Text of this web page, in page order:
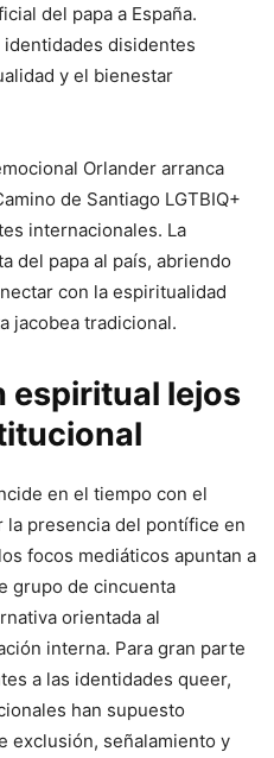
del papa a España.
disidentes
y el bienestar
Orlander arranca
de Santiago LGTBIQ+
internacionales. La
del papa al país, abriendo
con la espiritualidad
jacobea tradicional.
espiritual lejos
en el tiempo con el
presencia del pontífice en
focos mediáticos apuntan a
grupo de cincuenta
orientada al
interna. Para gran parte
a las identidades queer,
han supuesto
exclusión, señalamiento y